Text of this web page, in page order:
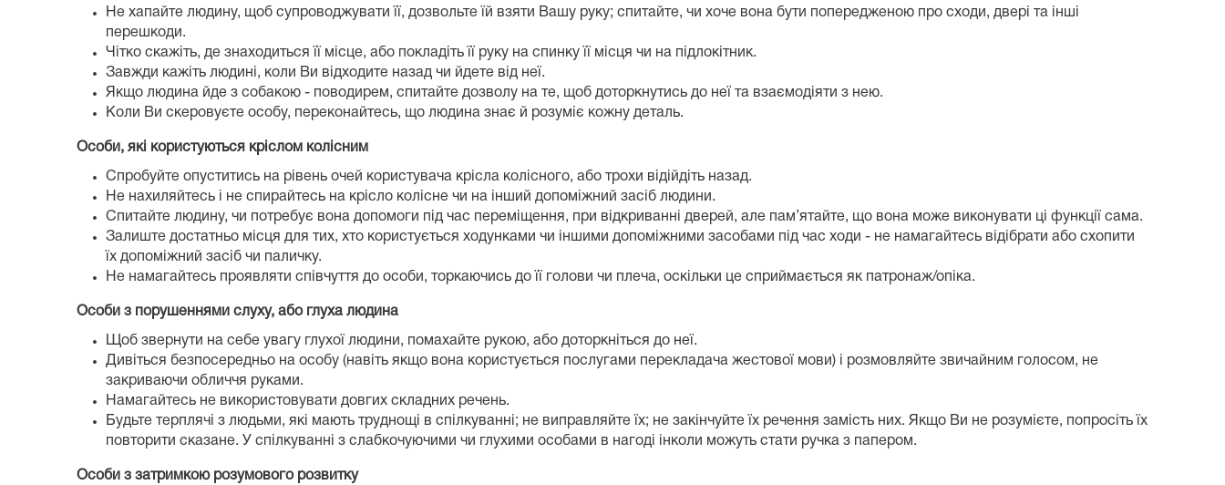
Не хапайте людину, щоб супроводжувати її, дозвольте їй взяти Вашу руку; спитайте, чи хоче вона бути попередженою про сходи, двері та інші
перешкоди.
Чітко скажіть, де знаходиться її місце, або покладіть її руку на спинку її місця чи на підлокітник.
Завжди кажіть людині, коли Ви відходите назад чи йдете від неї.
Якщо людина йде з собакою - поводирем, спитайте дозволу на те, щоб доторкнутись до неї та взаємодіяти з нею.
Коли Ви скеровуєте особу, переконайтесь, що людина знає й розуміє кожну деталь.
Особи, які користуються кріслом колісним
Спробуйте опуститись на рівень очей користувача крісла колісного, або трохи відійдіть назад.
Не нахиляйтесь і не спирайтесь на крісло колісне чи на інший допоміжний засіб людини.
Спитайте людину, чи потребує вона допомоги під час переміщення, при відкриванні дверей, але пам’ятайте, що вона може виконувати ці функції сама.
Залиште достатньо місця для тих, хто користується ходунками чи іншими допоміжними засобами під час ходи - не намагайтесь відібрати або схопити
їх допоміжний засіб чи паличку.
Не намагайтесь проявляти співчуття до особи, торкаючись до її голови чи плеча, оскільки це сприймається як патронаж/опіка.
Особи з порушеннями слуху, або глуха людина
Щоб звернути на себе увагу глухої людини, помахайте рукою, або доторкніться до неї.
Дивіться безпосередньо на особу (навіть якщо вона користується послугами перекладача жестової мови) і розмовляйте звичайним голосом, не
закриваючи обличчя руками.
Намагайтесь не використовувати довгих складних речень.
Будьте терплячі з людьми, які мають труднощі в спілкуванні; не виправляйте їх; не закінчуйте їх речення замість них. Якщо Ви не розумієте, попросіть їх
повторити сказане. У спілкуванні з слабкочуючими чи глухими особами в нагоді інколи можуть стати ручка з папером.
Особи з затримкою розумового розвитку